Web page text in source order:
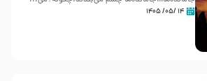
۱۴ /۰۵/ ۱۴۰۵